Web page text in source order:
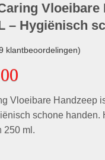
Vloeibare
– Hygiënisch
klantbeoordelingen)
Huidige
is:
€1,00.
Vloeibare Handzeep
schone handen.
250 ml.